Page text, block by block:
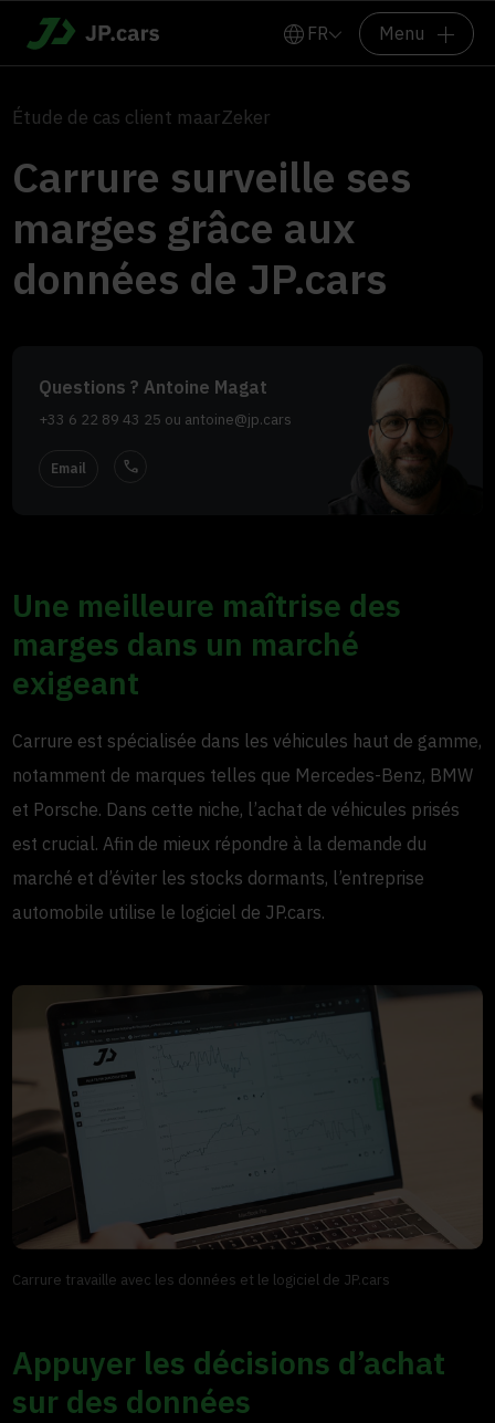
FR Menu
Étude de cas client maarZeker
Carrure surveille ses
marges grâce aux
données de JP.cars
Questions ? Antoine Magat
+33 6 22 89 43 25 ou antoine@jp.cars
Email call
Une meilleure maîtrise des
marges dans un marché
exigeant
Carrure est spécialisée dans les véhicules haut de gamme,
notamment de marques telles que Mercedes-Benz, BMW
et Porsche. Dans cette niche, l’achat de véhicules prisés
est crucial. Afin de mieux répondre à la demande du
marché et d’éviter les stocks dormants, l’entreprise
automobile utilise le logiciel de JP.cars.
Carrure travaille avec les données et le logiciel de JP.cars
Appuyer les décisions d’achat
sur des données